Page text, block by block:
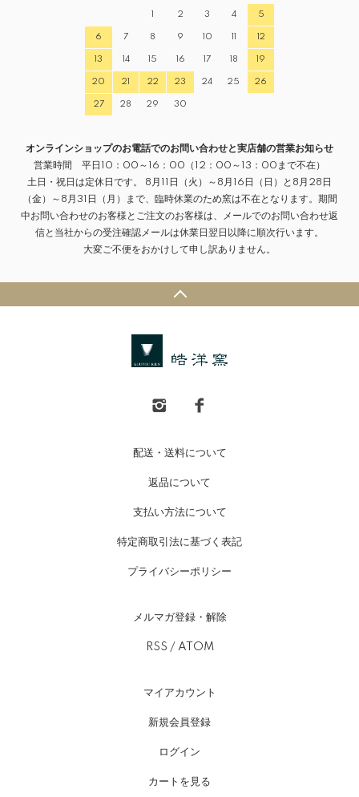
1 2 3 4 5
6 7 8 9 10 11 12
13 14 15 16 17 18 19
20 21 22 23 24 25 26
27 28 29 30
オンラインショップのお電話でのお問い合わせと実店舗の営業お知らせ
営業時間 平日10：00～16：00（12：00～13：00まで不在）
土日・祝日は定休日です。 8月11日（火）～8月16日（日）と8月28日
（金）～8月31日（月）まで、臨時休業のため窯は不在となります。期間
中お問い合わせのお客様とご注文のお客様は、メールでのお問い合わせ返
信と当社からの受注確認メールは休業日翌日以降に順次行います。
大変ご不便をおかけして申し訳ありません。
配送・送料について
返品について
支払い方法について
特定商取引法に基づく表記
プライバシーポリシー
メルマガ登録・解除
RSS / ATOM
マイアカウント
新規会員登録
ログイン
カートを見る